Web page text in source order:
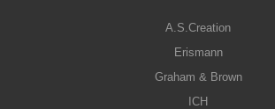
A.S.Creation
Erismann
Graham & Brown
ICH